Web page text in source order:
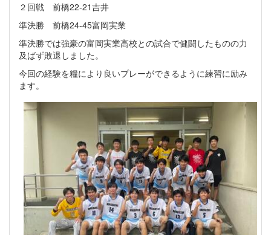
２回戦 前橋22-21吉井
準決勝 前橋24-45富岡実業
準決勝では強豪の富岡実業高校との試合で健闘したものの力
及ばず敗退しました。
今回の経験を糧により良いプレーができるように練習に励み
ます。